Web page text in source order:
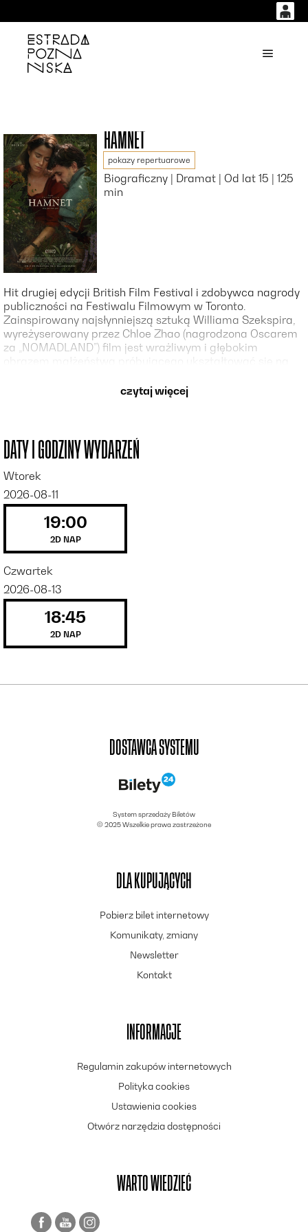
0,00
HAMNET
pokazy repertuarowe
Biograficzny | Dramat | Od lat 15 | 125
min
Hit drugiej edycji British Film Festival i zdobywca nagrody
publiczności na Festiwalu Filmowym w Toronto.
Zainspirowany najsłynniejszą sztuką Williama Szekspira,
wyreżyserowany przez Chloe Zhao (nagrodzona Oscarem
za „NOMADLAND”) film jest wrażliwym i głębokim
duet: Jessie Buckley i Paul Mescal.
czytaj więcej
DATY I GODZINY WYDARZEŃ
Wtorek
2026-08-11
19:00
2D NAP
Czwartek
2026-08-13
18:45
2D NAP
DOSTAWCA SYSTEMU
System sprzedaży Biletów
© 2025 Wszelkie prawa zastrzeżone
DLA KUPUJĄCYCH
Pobierz bilet internetowy
Komunikaty, zmiany
Newsletter
Kontakt
INFORMACJE
Regulamin zakupów internetowych
Polityka cookies
Ustawienia cookies
Otwórz narzędzia dostępności
WARTO WIEDZIEĆ